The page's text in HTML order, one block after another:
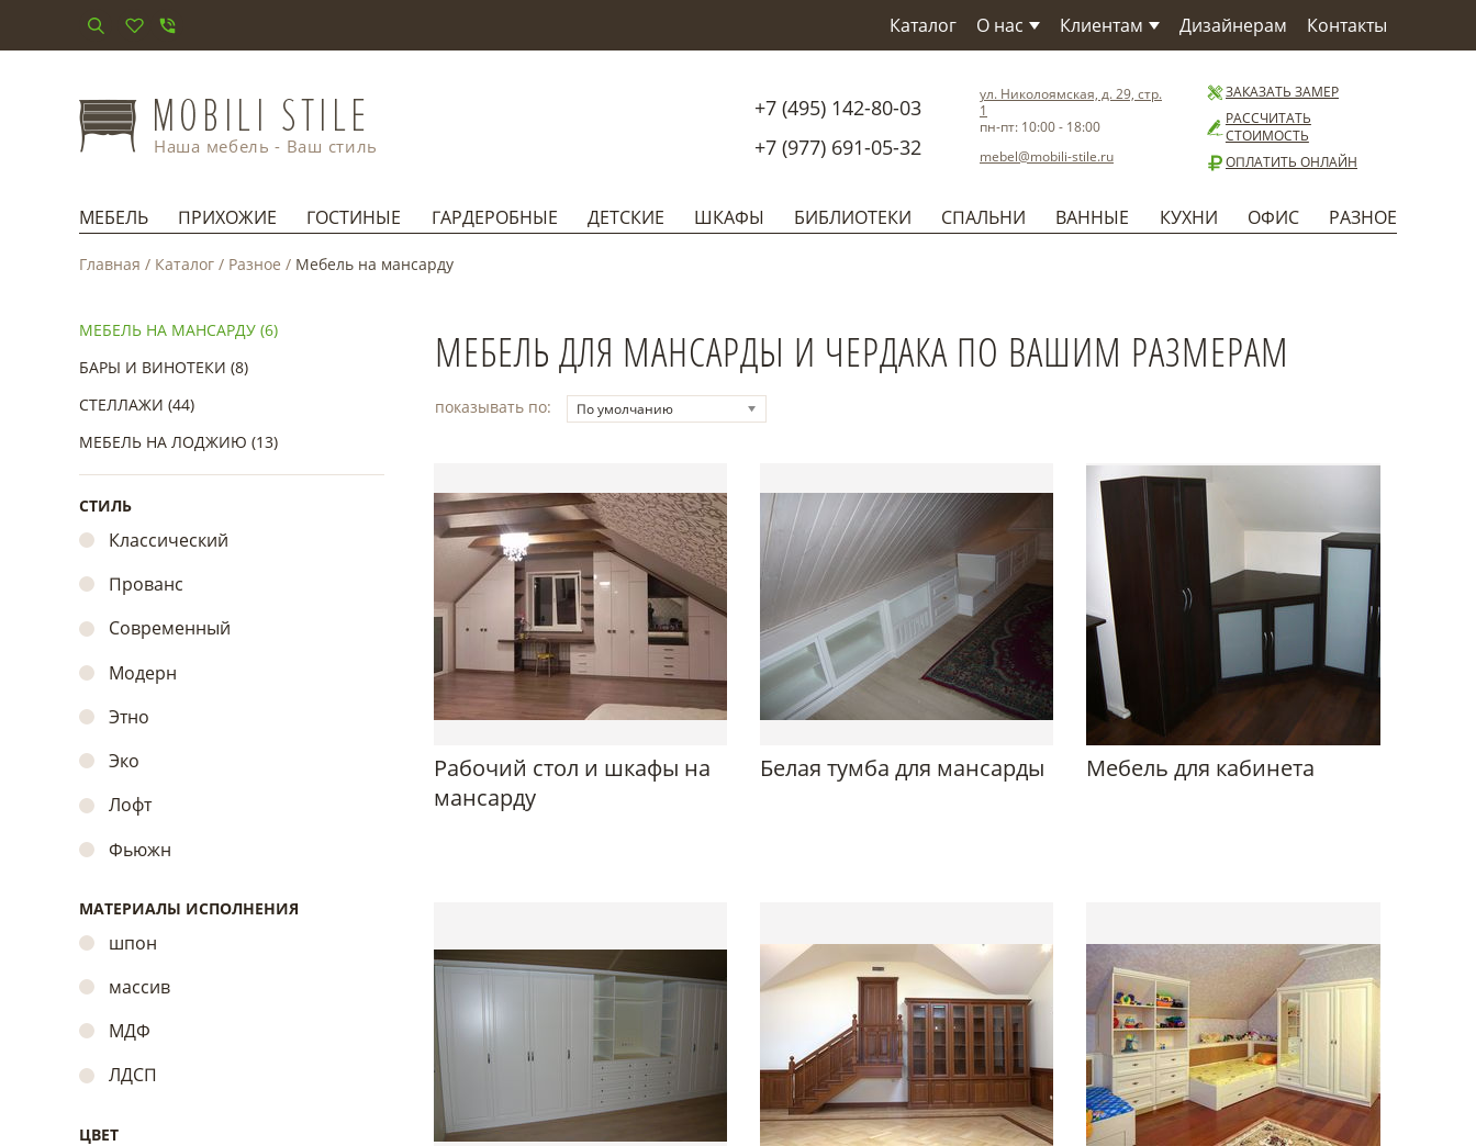
Каталог О нас
Материалы
Бренды
Статьи
Клиентам
Способы оплаты
Установка
Польза
Дизайнерам Контакты
Наша мебель - Ваш стиль
+7 (495) 142-80-03
+7 (977) 691-05-32
ул. Николоямская, д. 29, стр.
1
пн-пт: 10:00 - 18:00
mebel@mobili-stile.ru
ЗАКАЗАТЬ ЗАМЕР
РАССЧИТАТЬ
СТОИМОСТЬ
ОПЛАТИТЬ ОНЛАЙН
МЕБЕЛЬ ПРИХОЖИЕ ГОСТИНЫЕ ГАРДЕРОБНЫЕ ДЕТСКИЕ ШКАФЫ БИБЛИОТЕКИ СПАЛЬНИ ВАННЫЕ КУХНИ ОФИС РАЗНОЕ
Главная / Каталог / Разное / Мебель на мансарду
МЕБЕЛЬ НА МАНСАРДУ (6)
БАРЫ И ВИНОТЕКИ (8)
СТЕЛЛАЖИ (44)
МЕБЕЛЬ НА ЛОДЖИЮ (13)
СТИЛЬ
Классический
Прованс
Современный
Модерн
Этно
Эко
Лофт
Фьюжн
МАТЕРИАЛЫ ИСПОЛНЕНИЯ
шпон
массив
МДФ
ЛДСП
ЦВЕТ
МЕБЕЛЬ ДЛЯ МАНСАРДЫ И ЧЕРДАКА ПО ВАШИМ РАЗМЕРАМ
показывать по: По умолчанию
Рабочий стол и шкафы на
мансарду
Белая тумба для мансарды Мебель для кабинета